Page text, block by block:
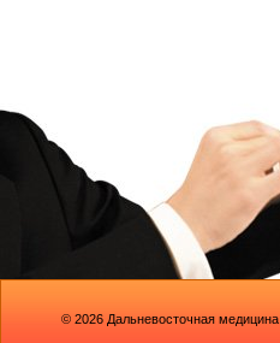
© 2026 Дальневосточная медицина